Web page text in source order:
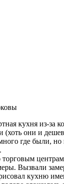
кухня из-за
(хоть они и
где были, но
торговым
Вызвали
кухню